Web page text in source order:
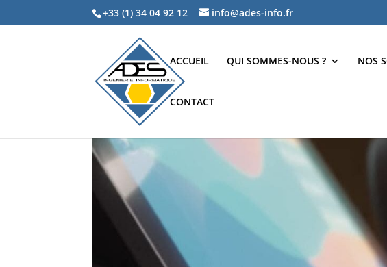
+33 (1) 34 04 92 12 info@ades-info.fr
ACCUEIL QUI SOMMES-NOUS ? NOS
CONTACT